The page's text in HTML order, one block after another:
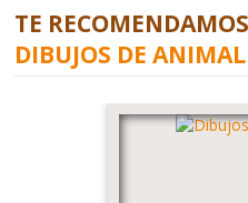
TE
DIBUJOS DE